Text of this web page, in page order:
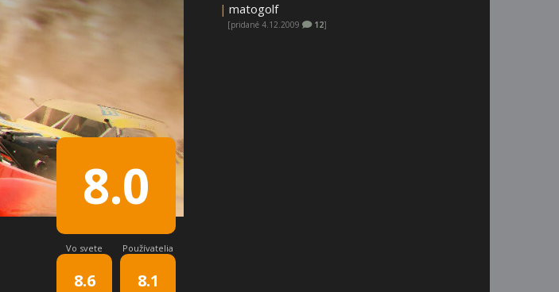
8.0
Vo svete
8.6
Používatelia
8.1
| matogolf
[pridané 4.12.2009 12]